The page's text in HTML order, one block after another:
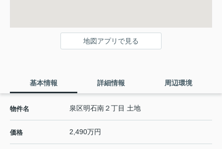
地図アプリで見る
基本情報 詳細情報 周辺環境
物件名 泉区明石南２丁目 土地
価格 2,490万円